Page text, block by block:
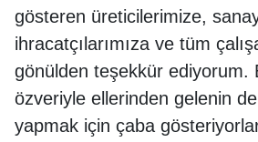
gösteren üreticilerimize,
ihracatçılarımıza ve tüm
gönülden teşekkür ediyorum.
özveriyle ellerinden gelenin de
yapmak için çaba